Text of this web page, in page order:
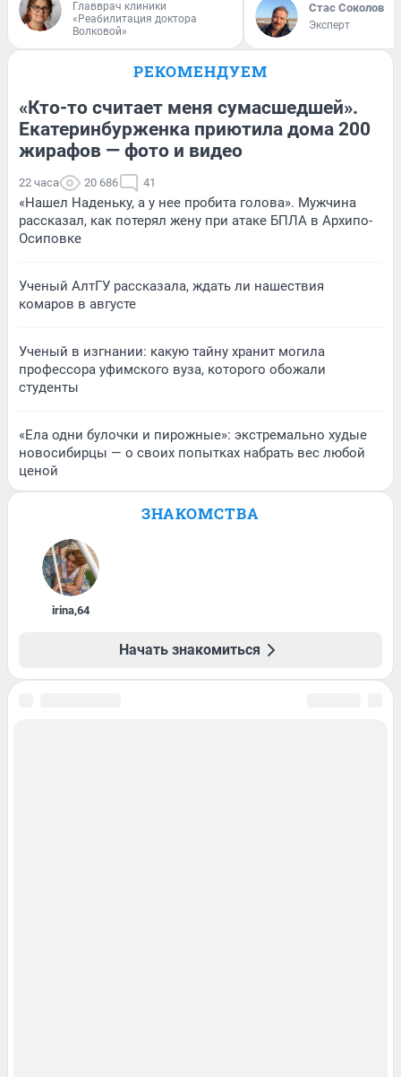
Главврач клиники
«Реабилитация доктора
Волковой»
Стас Соколов
Эксперт
РЕКОМЕНДУЕМ
«Кто-то считает меня сумасшедшей».
Екатеринбурженка приютила дома 200
жирафов — фото и видео
22 часа 20 686 41
«Нашел Наденьку, а у нее пробита голова». Мужчина
рассказал, как потерял жену при атаке БПЛА в Архипо-
Осиповке
Ученый АлтГУ рассказала, ждать ли нашествия
комаров в августе
Ученый в изгнании: какую тайну хранит могила
профессора уфимского вуза, которого обожали
студенты
«Ела одни булочки и пирожные»: экстремально худые
новосибирцы — о своих попытках набрать вес любой
ценой
ЗНАКОМСТВА
irina,64
Начать знакомиться